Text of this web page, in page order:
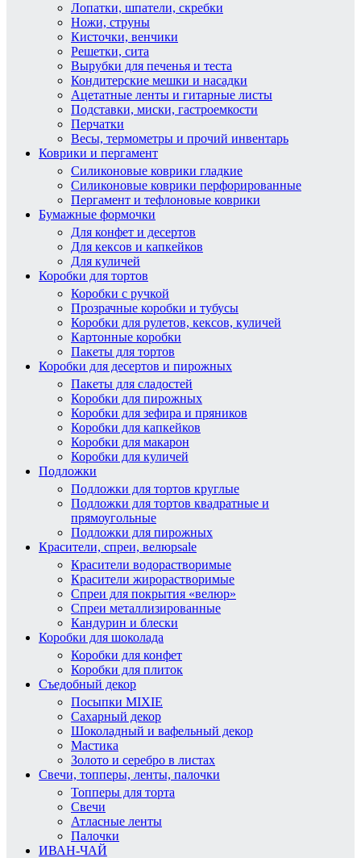
Лопатки, шпатели, скребки
Ножи, струны
Кисточки, венчики
Решетки, сита
Вырубки для печенья и теста
Кондитерские мешки и насадки
Ацетатные ленты и гитарные листы
Подставки, миски, гастроемкости
Перчатки
Весы, термометры и прочий инвентарь
Коврики и пергамент
Силиконовые коврики гладкие
Силиконовые коврики перфорированные
Пергамент и тефлоновые коврики
Бумажные формочки
Для конфет и десертов
Для кексов и капкейков
Для куличей
Коробки для тортов
Коробки с ручкой
Прозрачные коробки и тубусы
Коробки для рулетов, кексов, куличей
Картонные коробки
Пакеты для тортов
Коробки для десертов и пирожных
Пакеты для сладостей
Коробки для пирожных
Коробки для зефира и пряников
Коробки для капкейков
Коробки для макарон
Коробки для куличей
Подложки
Подложки для тортов круглые
Подложки для тортов квадратные и
прямоугольные
Подложки для пирожных
Красители, спреи, велюрsale
Красители водорастворимые
Красители жирорастворимые
Спреи для покрытия «велюр»
Спреи металлизированные
Кандурин и блески
Коробки для шоколада
Коробки для конфет
Коробки для плиток
Съедобный декор
Посыпки MIXIE
Сахарный декор
Шоколадный и вафельный декор
Мастика
Золото и серебро в листах
Свечи, топперы, ленты, палочки
Топперы для торта
Свечи
Атласные ленты
Палочки
ИВАН-ЧАЙ